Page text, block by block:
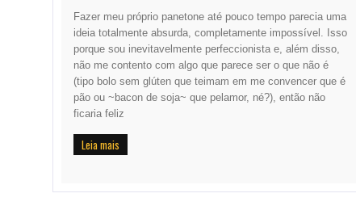
Fazer meu próprio panetone até pouco tempo parecia uma
ideia totalmente absurda, completamente impossível. Isso
porque sou inevitavelmente perfeccionista e, além disso,
não me contento com algo que parece ser o que não é
(tipo bolo sem glúten que teimam em me convencer que é
pão ou ~bacon de soja~ que pelamor, né?), então não
ficaria feliz
Leia mais